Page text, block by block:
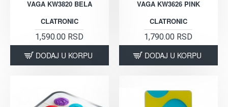
VAGA KW3820 BELA
CLATRONIC
1,590.00 RSD
DODAJ U KORPU
VAGA KW3626 PINK
CLATRONIC
1,790.00 RSD
DODAJ U KORPU